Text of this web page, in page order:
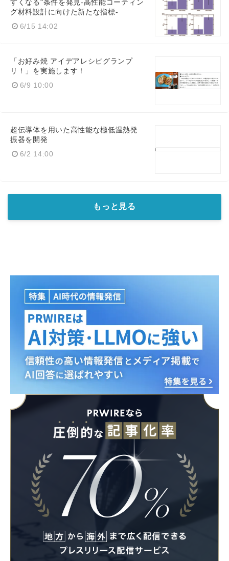
すくなる"条件を発見-高性能コーティン
グ材料設計に向けた新たな指標-
6/15 14:02
「お好み焼 アイデアレシピグランプ
リ！」を実施します！
6/9 10:00
超伝導体を用いた高性能な極低温熱発
振器を開発
6/2 14:00
もっと見る